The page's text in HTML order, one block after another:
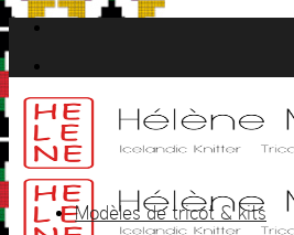
Passer
au
contenu
Modèles de tricot & kits